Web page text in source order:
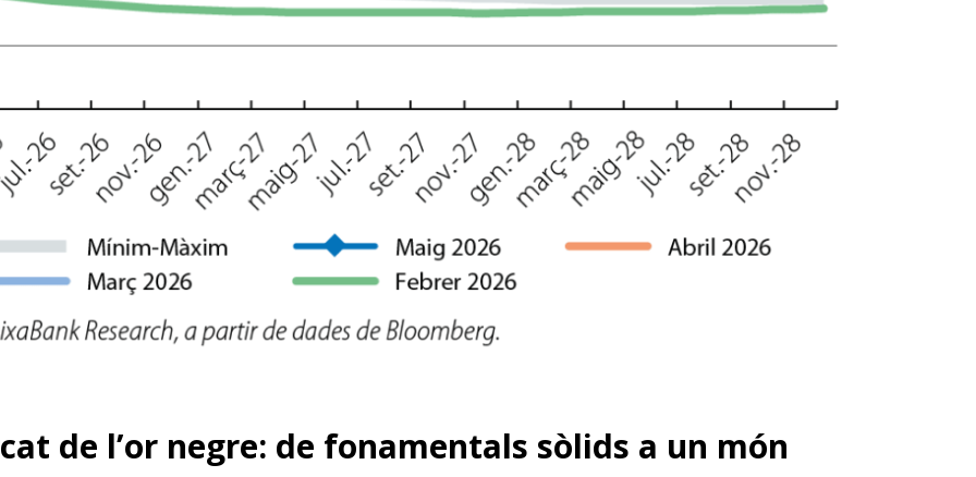
de l’or negre: de fonamentals sòlids a un món